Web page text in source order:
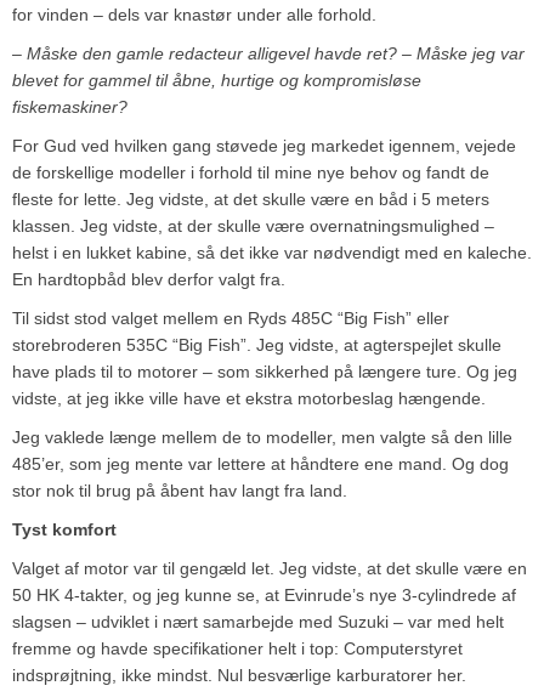
for vinden – dels var knastør under alle forhold.
– Måske den gamle redacteur alligevel havde ret? – Måske jeg var
blevet for gammel til åbne, hurtige og kompromisløse
fiskemaskiner?
For Gud ved hvilken gang støvede jeg markedet igennem, vejede
de forskellige modeller i forhold til mine nye behov og fandt de
fleste for lette. Jeg vidste, at det skulle være en båd i 5 meters
klassen. Jeg vidste, at der skulle være overnatningsmulighed –
helst i en lukket kabine, så det ikke var nødvendigt med en kaleche.
En hardtopbåd blev derfor valgt fra.
Til sidst stod valget mellem en Ryds 485C “Big Fish” eller
storebroderen 535C “Big Fish”. Jeg vidste, at agterspejlet skulle
have plads til to motorer – som sikkerhed på længere ture. Og jeg
vidste, at jeg ikke ville have et ekstra motorbeslag hængende.
Jeg vaklede længe mellem de to modeller, men valgte så den lille
485’er, som jeg mente var lettere at håndtere ene mand. Og dog
stor nok til brug på åbent hav langt fra land.
Tyst komfort
Valget af motor var til gengæld let. Jeg vidste, at det skulle være en
50 HK 4-takter, og jeg kunne se, at Evinrude’s nye 3-cylindrede af
slagsen – udviklet i nært samarbejde med Suzuki – var med helt
fremme og havde specifikationer helt i top: Computerstyret
indsprøjtning, ikke mindst. Nul besværlige karburatorer her.